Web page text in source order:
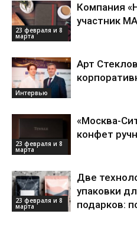
23 февраля и 8
марта
Компания
участник
Интервью
Арт
23 февраля и 8
марта
«Москва-
конфет
23 февраля и 8
марта
Две
упаковки
подарков: